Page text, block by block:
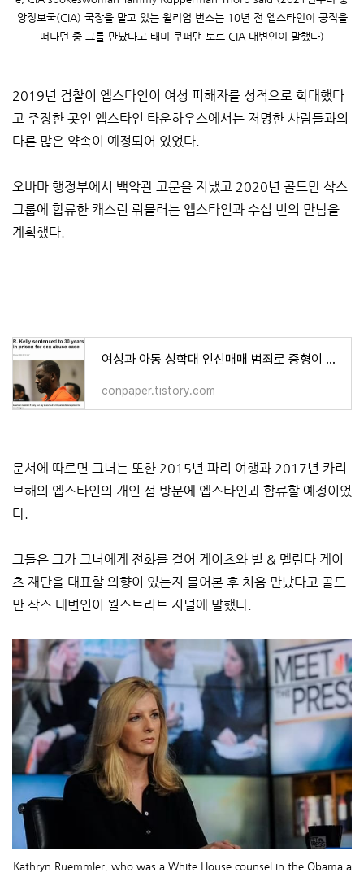
앙정보국(CIA) 국장을 맡고 있는 윌리엄 번스는 10년 전 엡스타인이 공직을
떠나던 중 그를 만났다고 태미 쿠퍼맨 토르 CIA 대변인이 말했다)
2019년 검찰이 엡스타인이 여성 피해자를 성적으로 학대했다
고 주장한 곳인 엡스타인 타운하우스에서는 저명한 사람들과의
다른 많은 약속이 예정되어 있었다.
오바마 행정부에서 백악관 고문을 지냈고 2020년 골드만 삭스
그룹에 합류한 캐스린 뤼믈러는 엡스타인과 수십 번의 만남을
계획했다.
여성과 아동 성학대 인신매매 범죄로 중형이 내려진 미국의 두 유명인...가수 알 켈리 그리고 앱
conpaper.tistory.com
문서에 따르면 그녀는 또한 2015년 파리 여행과 2017년 카리
브해의 엡스타인의 개인 섬 방문에 엡스타인과 합류할 예정이었
다.
그들은 그가 그녀에게 전화를 걸어 게이츠와 빌 & 멜린다 게이
츠 재단을 대표할 의향이 있는지 물어본 후 처음 만났다고 골드
만 삭스 대변인이 월스트리트 저널에 말했다.
Kathryn Ruemmler, who was a White House counsel in the Obama a